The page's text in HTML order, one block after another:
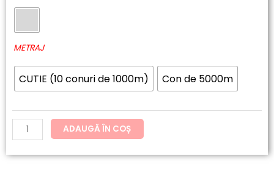
la
121.54lei
METRAJ
CUTIE (10 conuri de 1000m) Con de 5000m
MADEIRA
Classic
ADAUGĂ ÎN COȘ